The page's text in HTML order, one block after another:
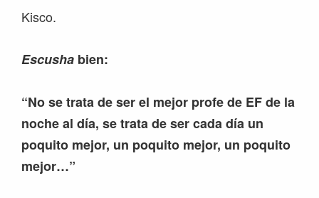
Kisco.
Escusha bien:
“No se trata de ser el mejor profe de EF de la
noche al día, se trata de ser cada día un
poquito mejor, un poquito mejor, un poquito
mejor…”